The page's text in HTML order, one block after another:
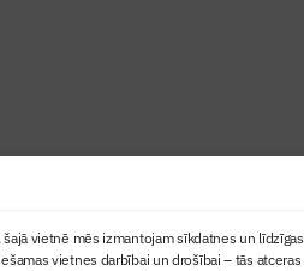
vietnē mēs izmantojam sīkdatnes un
vietnes darbībai un drošībai – tās